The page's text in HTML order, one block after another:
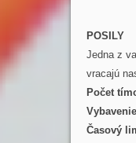
POSILY
Jedna z
vracajú
Počet
Časový